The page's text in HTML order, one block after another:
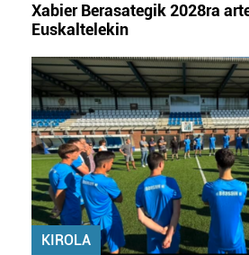
Xabier Berasategik 2028ra
Euskaltelekin
KIROLA